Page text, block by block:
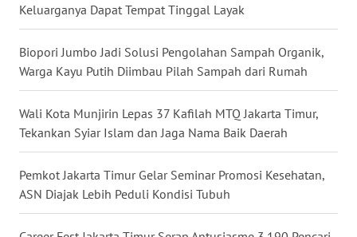
Keluarganya Dapat Tempat Tinggal Layak
Biopori Jumbo Jadi Solusi Pengolahan Sampah Organik,
Warga Kayu Putih Diimbau Pilah Sampah dari Rumah
Wali Kota Munjirin Lepas 37 Kafilah MTQ Jakarta Timur,
Tekankan Syiar Islam dan Jaga Nama Baik Daerah
Pemkot Jakarta Timur Gelar Seminar Promosi Kesehatan,
ASN Diajak Lebih Peduli Kondisi Tubuh
WN
SULSEL
WN
GORONTALO
WN
SULUT
WN